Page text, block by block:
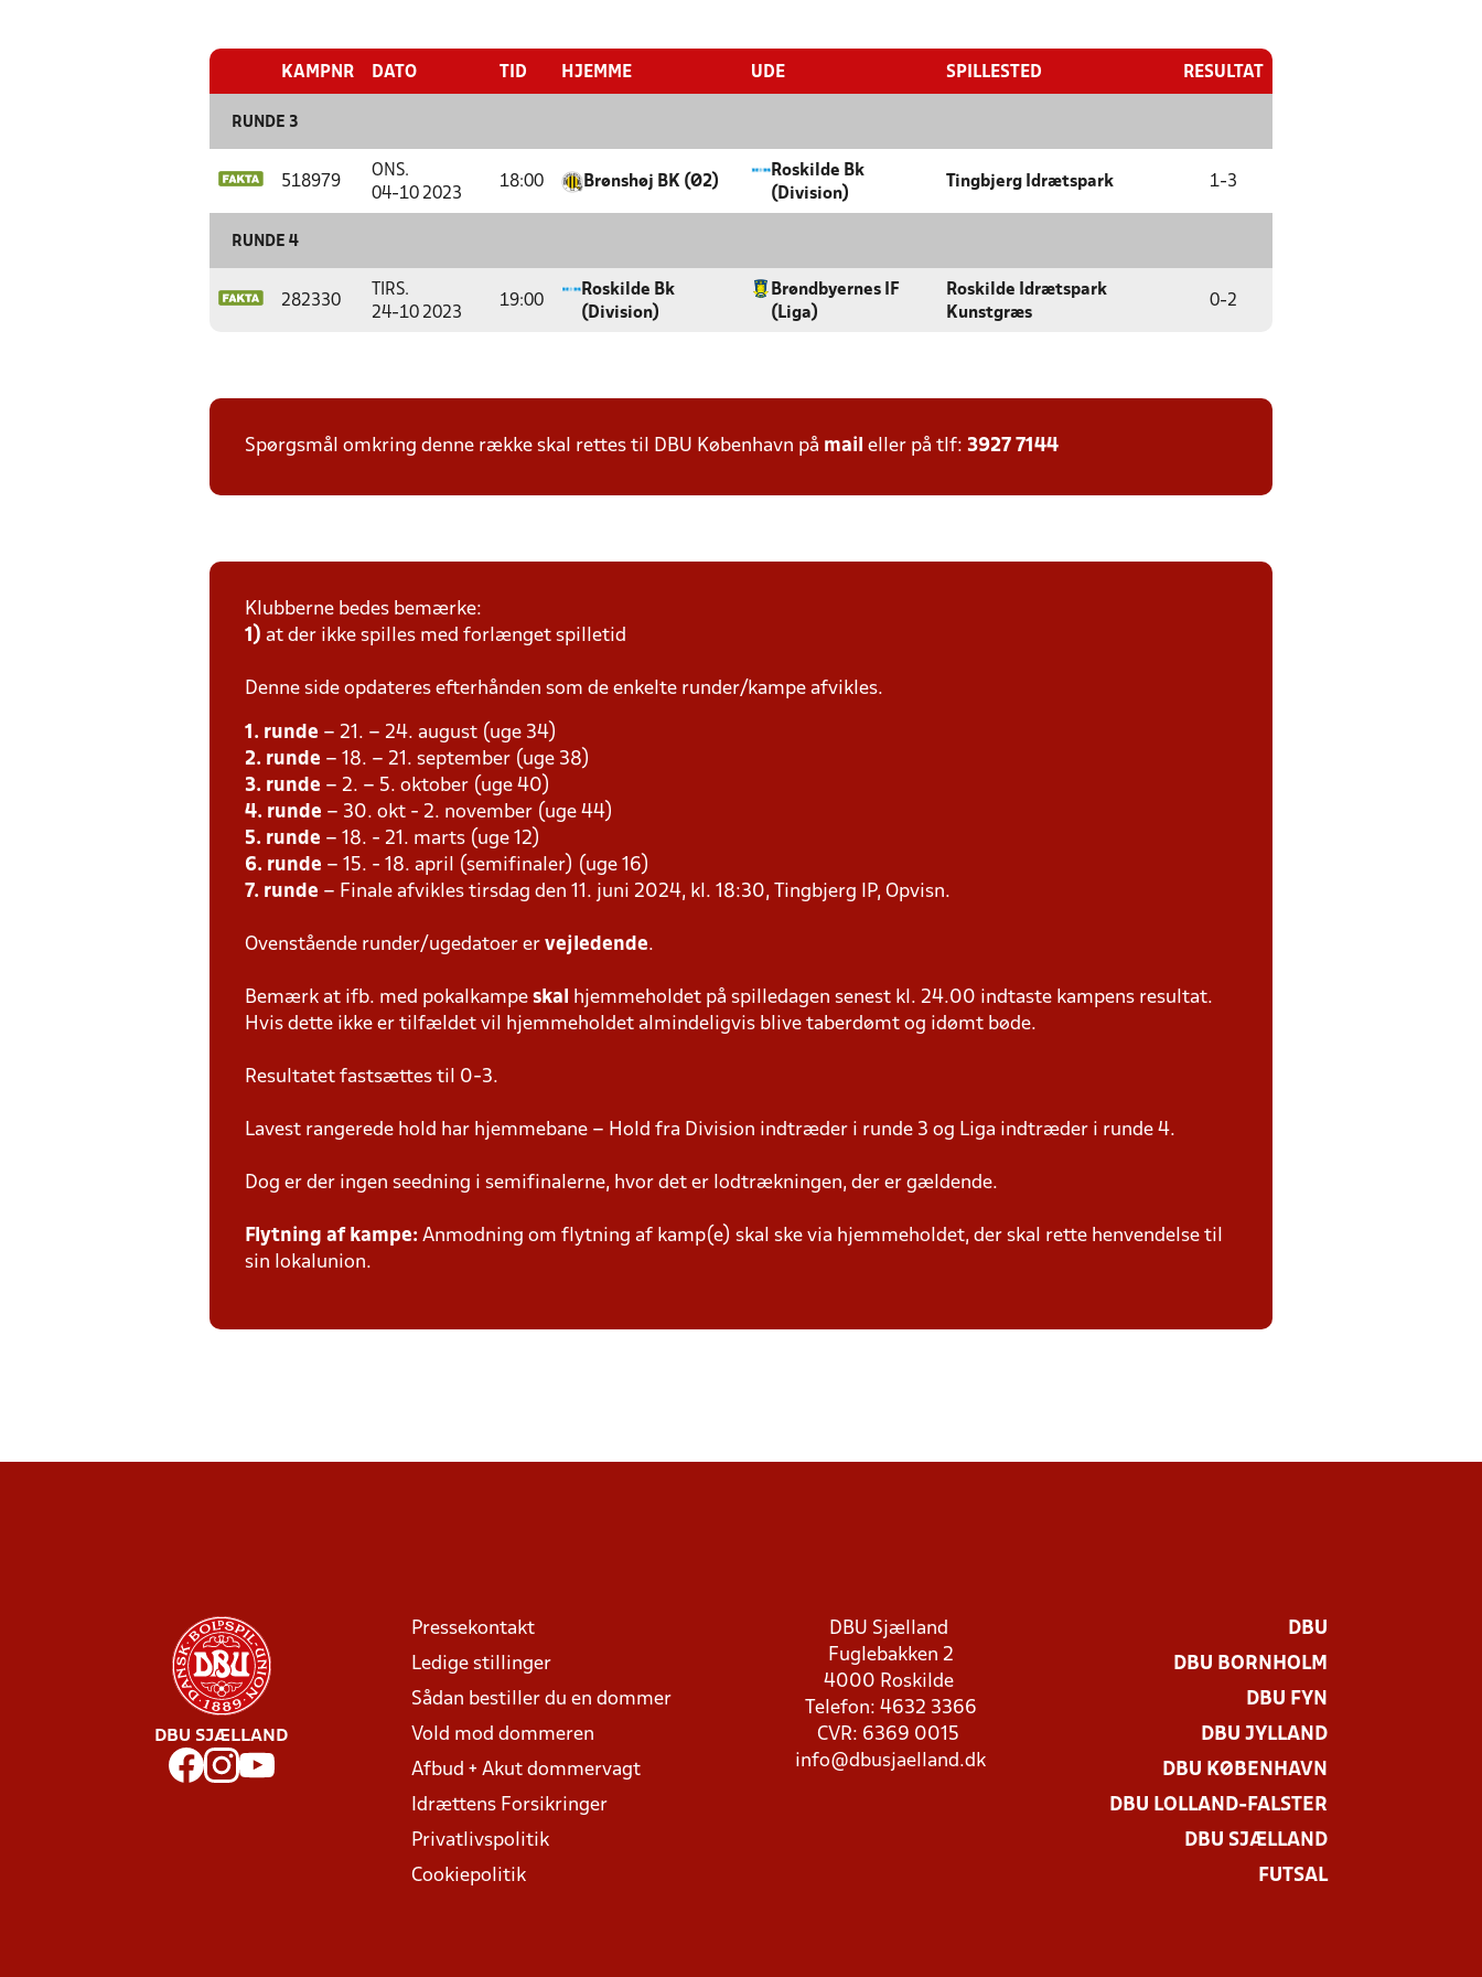
KAMPNR DATO TID HJEMME UDE SPILLESTED RESULTAT
RUNDE 3
518979
ONS.
04-10 2023
18:00 Brønshøj BK (Ø2)
Roskilde Bk
(Division)
Tingbjerg Idrætspark 1-3
RUNDE 4
282330
TIRS.
24-10 2023
19:00
Roskilde Bk
(Division)
Brøndbyernes IF
(Liga)
Roskilde Idrætspark
Kunstgræs
0-2
Spørgsmål omkring denne række skal rettes til DBU København på mail eller på tlf: 3927 7144
Klubberne bedes bemærke:
1) at der ikke spilles med forlænget spilletid
Denne side opdateres efterhånden som de enkelte runder/kampe afvikles.
1. runde – 21. – 24. august (uge 34)
2. runde – 18. – 21. september (uge 38)
3. runde – 2. – 5. oktober (uge 40)
4. runde – 30. okt - 2. november (uge 44)
5. runde – 18. - 21. marts (uge 12)
6. runde – 15. - 18. april (semifinaler) (uge 16)
7. runde – Finale afvikles tirsdag den 11. juni 2024, kl. 18:30, Tingbjerg IP, Opvisn.
Ovenstående runder/ugedatoer er vejledende.
Bemærk at ifb. med pokalkampe skal
hjemmeholdet på spilledagen senest kl. 24.00 indtaste kampens resultat.
Hvis dette ikke er tilfældet vil hjemmeholdet almindeligvis blive taberdømt og idømt bøde.
Resultatet fastsættes til 0-3.
Lavest rangerede hold har hjemmebane – Hold fra Division indtræder i runde 3 og Liga indtræder i runde 4.
Dog er der ingen seedning i semifinalerne, hvor det er lodtrækningen, der er gældende.
Flytning af kampe: Anmodning om flytning af kamp(e) skal ske via hjemmeholdet, der skal rette henvendelse til
sin lokalunion.
DBU SJÆLLAND
Pressekontakt
Ledige stillinger
Sådan bestiller du en dommer
Vold mod dommeren
Afbud + Akut dommervagt
Idrættens Forsikringer
Privatlivspolitik
Cookiepolitik
DBU Sjælland
Fuglebakken 2
4000 Roskilde
Telefon: 4632 3366
CVR: 6369 0015
info@dbusjaelland.dk
DBU
DBU BORNHOLM
DBU FYN
DBU JYLLAND
DBU KØBENHAVN
DBU LOLLAND-FALSTER
DBU SJÆLLAND
FUTSAL